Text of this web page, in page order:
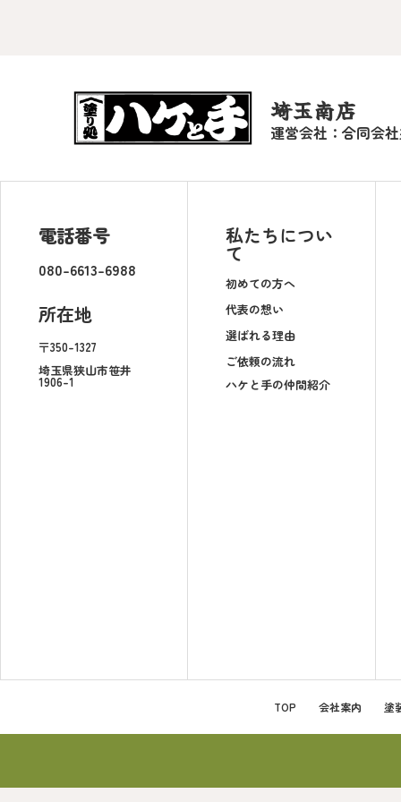
埼玉南店
運営会社：合同会
電話番号
080-6613-6988
所在地
〒350-1327
埼玉県狭山市笹井
1906-1
私たちについ
て
初めての方へ
代表の想い
選ばれる理由
ご依頼の流れ
ハケと手の仲間紹介
TOP 会社案内 塗